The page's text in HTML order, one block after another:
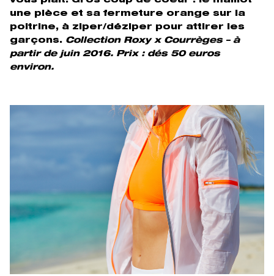
une pièce et sa fermeture orange sur la
poitrine, à ziper/déziper pour attirer les
garçons. Collection Roxy x Courrèges – à
partir de juin 2016. Prix : dés 50 euros
environ.